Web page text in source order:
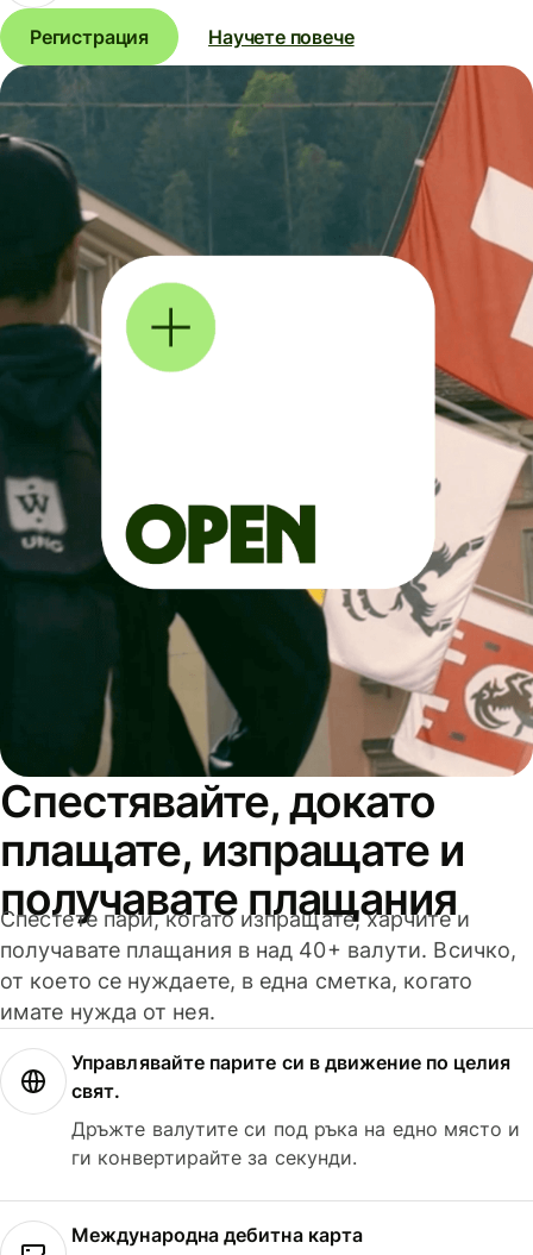
Регистрация Научете повече
Спестявайте, докато
плащате, изпращате и
получавате плащания
Спестете пари, когато изпращате, харчите и
получавате плащания в над 40+ валути. Всичко,
от което се нуждаете, в една сметка, когато
имате нужда от нея.
Управлявайте парите си в движение по целия
свят.
Дръжте валутите си под ръка на едно място и
ги конвертирайте за секунди.
Международна дебитна карта